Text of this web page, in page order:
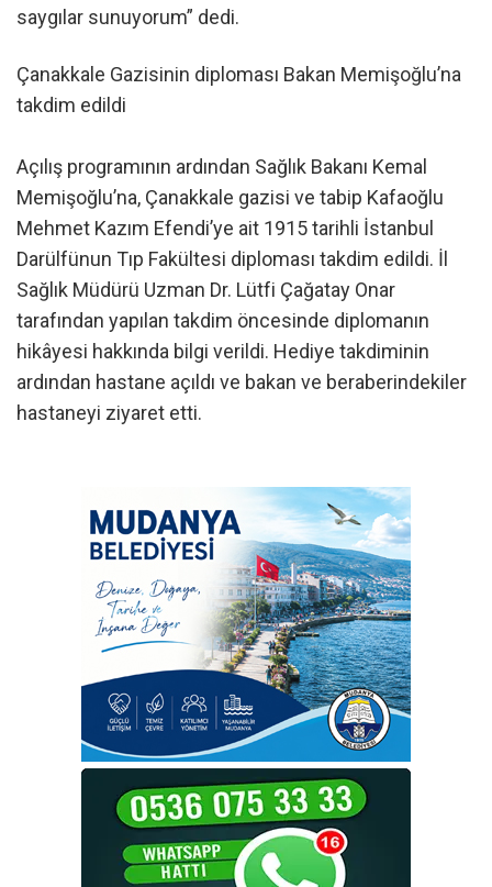
saygılar sunuyorum” dedi.
Çanakkale Gazisinin diploması Bakan Memişoğlu’na
takdim edildi
Açılış programının ardından Sağlık Bakanı Kemal
Memişoğlu’na, Çanakkale gazisi ve tabip Kafaoğlu
Mehmet Kazım Efendi’ye ait 1915 tarihli İstanbul
Darülfünun Tıp Fakültesi diploması takdim edildi. İl
Sağlık Müdürü Uzman Dr. Lütfi Çağatay Onar
tarafından yapılan takdim öncesinde diplomanın
hikâyesi hakkında bilgi verildi. Hediye takdiminin
ardından hastane açıldı ve bakan ve beraberindekiler
hastaneyi ziyaret etti.